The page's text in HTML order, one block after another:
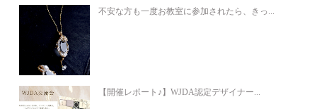
不安な方も一度お教室に参加されたら、きっ...
【開催レポート♪】WJDA認定デザイナー...